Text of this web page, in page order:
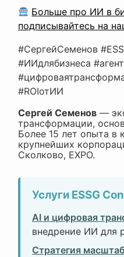
Больше про ИИ в
подписывайтесь на
#СергейСеменов
#ИИдлябизнеса
#ROIотИИ
Сергей Семенов —
трансформации,
Более 15 лет опыта в
крупнейших
Сколково, EXPO.
Услуги ESSG
AI и цифровая
внедрение ИИ для
Стратегия